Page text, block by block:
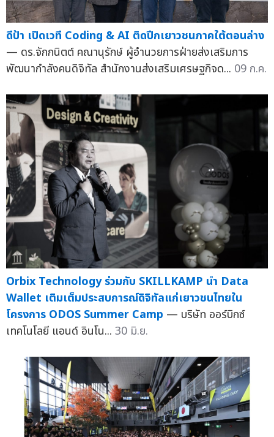
ดีป้า เปิดเวที Coding & AI ติดปีกเยาวชนภาคใต้ตอนล่าง
— ดร.จักกนิตต์ คณานุรักษ์ ผู้อำนวยการฝ่ายส่งเสริมการ
พัฒนากำลังคนดิจิทัล สำนักงานส่งเสริมเศรษฐกิจด... 09 ก.ค.
Orbix Technology ร่วมกับ SKILLKAMP นำ Data
Wallet เติมเต็มประสบการณ์ดิจิทัลแก่เยาวชนไทยใน
โครงการ ODOS Summer Camp — บริษัท ออร์บิกซ์
เทคโนโลยี แอนด์ อินโน... 30 มิ.ย.